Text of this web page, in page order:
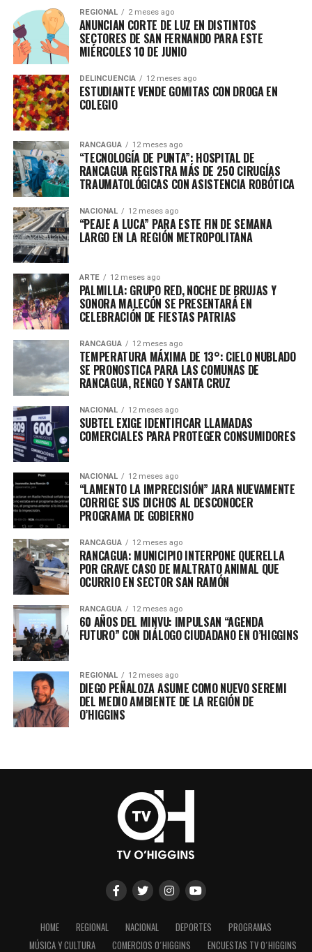
REGIONAL 2 meses ago
ANUNCIAN CORTE DE LUZ EN DISTINTOS
SECTORES DE SAN FERNANDO PARA ESTE
MIÉRCOLES 10 DE JUNIO
DELINCUENCIA 12 meses ago
ESTUDIANTE VENDE GOMITAS CON DROGA EN
COLEGIO
RANCAGUA 12 meses ago
“TECNOLOGÍA DE PUNTA”: HOSPITAL DE
RANCAGUA REGISTRA MÁS DE 250 CIRUGÍAS
TRAUMATOLÓGICAS CON ASISTENCIA ROBÓTICA
NACIONAL 12 meses ago
“PEAJE A LUCA” PARA ESTE FIN DE SEMANA
LARGO EN LA REGIÓN METROPOLITANA
ARTE 12 meses ago
PALMILLA: GRUPO RED, NOCHE DE BRUJAS Y
SONORA MALECÓN SE PRESENTARÁ EN
CELEBRACIÓN DE FIESTAS PATRIAS
RANCAGUA 12 meses ago
TEMPERATURA MÁXIMA DE 13°: CIELO NUBLADO
SE PRONOSTICA PARA LAS COMUNAS DE
RANCAGUA, RENGO Y SANTA CRUZ
NACIONAL 12 meses ago
SUBTEL EXIGE IDENTIFICAR LLAMADAS
COMERCIALES PARA PROTEGER CONSUMIDORES
NACIONAL 12 meses ago
“LAMENTO LA IMPRECISIÓN” JARA NUEVAMENTE
CORRIGE SUS DICHOS AL DESCONOCER
PROGRAMA DE GOBIERNO
RANCAGUA 12 meses ago
RANCAGUA: MUNICIPIO INTERPONE QUERELLA
POR GRAVE CASO DE MALTRATO ANIMAL QUE
OCURRIO EN SECTOR SAN RAMÓN
RANCAGUA 12 meses ago
60 AÑOS DEL MINVU: IMPULSAN “AGENDA
FUTURO” CON DIÁLOGO CIUDADANO EN O’HIGGINS
REGIONAL 12 meses ago
DIEGO PEÑALOZA ASUME COMO NUEVO SEREMI
DEL MEDIO AMBIENTE DE LA REGIÓN DE
O’HIGGINS
HOME REGIONAL NACIONAL DEPORTES
PROGRAMAS
MÚSICA Y CULTURA
COMERCIOS O´HIGGINS ENCUESTAS TV O´HIGGINS